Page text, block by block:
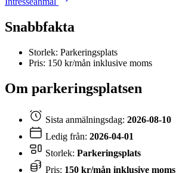
Snabbfakta
Storlek: Parkeringsplats
Pris: 150 kr/mån inklusive moms
Om parkeringsplatsen
Sista anmälningsdag: 2026-08-10
Ledig från: 2026-04-01
Storlek: Parkeringsplats
Pris: 150 kr/mån inklusive moms